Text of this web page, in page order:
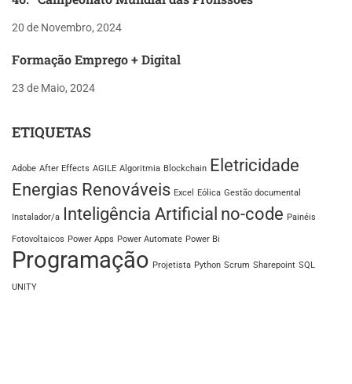
20 de Novembro, 2024
Formação Emprego + Digital
23 de Maio, 2024
ETIQUETAS
Adobe After Effects AGILE Algoritmia Blockchain Eletricidade
Energias Renováveis Excel Eólica Gestão documental
Instalador/a Inteligência Artificial no-code Painéis
Fotovoltaicos Power Apps Power Automate Power Bi
Programação Projetista Python Scrum Sharepoint SQL
UNITY